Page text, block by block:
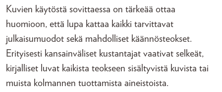
Kuvien käytöstä sovittaessa on tärkeää ottaa
huomioon, että lupa kattaa kaikki tarvittavat
julkaisumuodot sekä mahdolliset käännösteokset.
Erityisesti kansainväliset kustantajat vaativat selkeät,
kirjalliset luvat kaikista teokseen sisältyvistä kuvista tai
muista kolmannen tuottamista aineistoista.